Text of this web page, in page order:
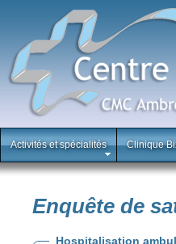
Activités et spécialités Clinique
Enquête de
Hospitalisation